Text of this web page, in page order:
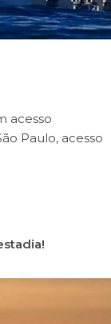
acesso
Paulo, acesso